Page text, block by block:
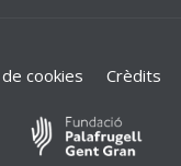
cookies Crèdits